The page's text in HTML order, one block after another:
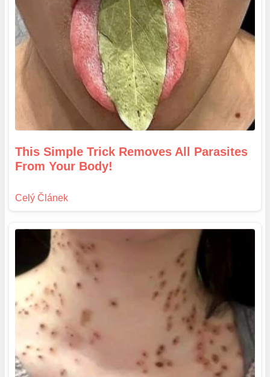
This Simple Trick Removes All Parasites
From Your Body!